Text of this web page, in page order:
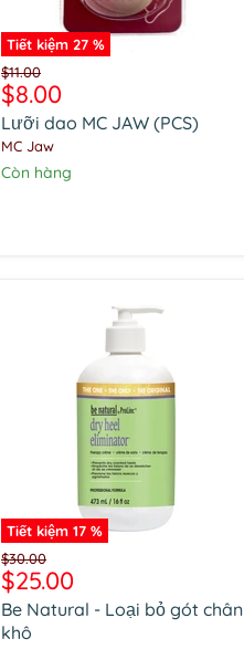
Tiết kiệm 27 %
Lưỡi
dao
MC
JAW
(PCS)
Giá
gốc
$11.00
Giá
hiện
tại
$8.00
Lưỡi dao MC JAW (PCS)
MC Jaw
Còn hàng
Tiết kiệm 17 %
Be
Natural
-
Loại
bỏ
Giá
gốc
$30.00
Giá
hiện
tại
$25.00
Be Natural - Loại bỏ gót chân
khô